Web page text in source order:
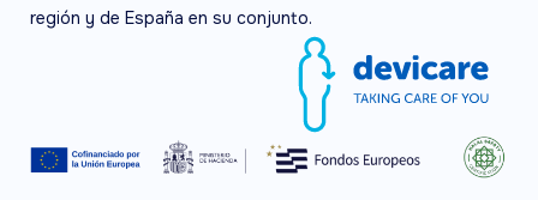
región y de España en su conjunto.